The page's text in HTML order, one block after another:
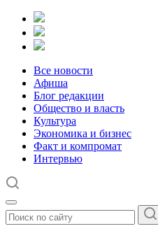
Все новости
Афиша
Блог редакции
Общество и власть
Культура
Экономика и бизнес
Факт и компромат
Интервью